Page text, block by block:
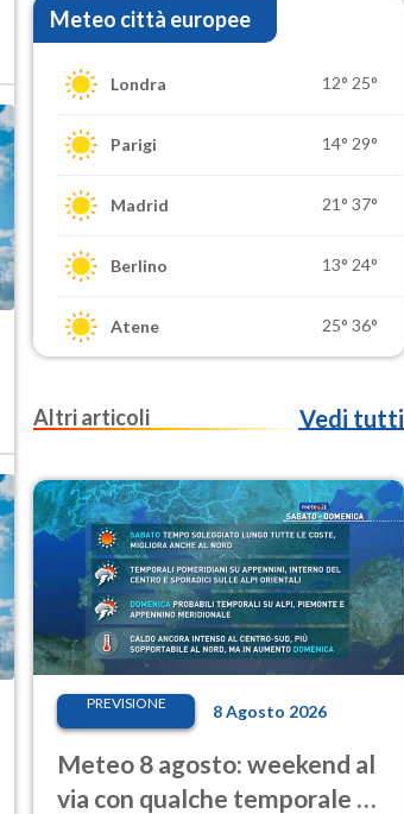
Meteo città europee
Londra 12° 25°
Parigi 14° 29°
Madrid 21° 37°
Berlino 13° 24°
Atene 25° 36°
Altri articoli Vedi tutti
PREVISIONE 8 Agosto 2026
Meteo 8 agosto: weekend al
via con qualche temporale e